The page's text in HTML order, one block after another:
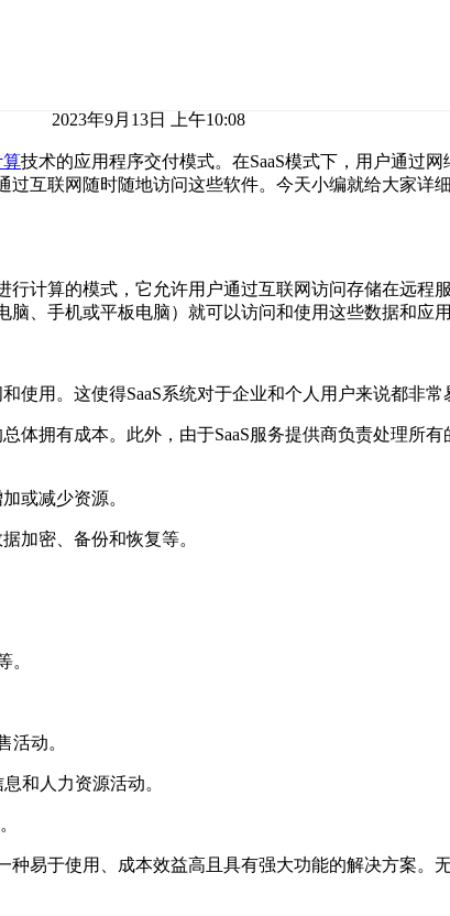
2023年9月13日 上午10:08
算技术的应用程序交付模式。在SaaS模式下，用户通过
互联网随时随地访问这些软件。今天小编就给大家详
计算的模式，它允许用户通过互联网访问存储在远程
、手机或平板电脑）就可以访问和使用这些数据和应用
用。这使得SaaS系统对于企业和个人用户来说都非常
体拥有成本。此外，由于SaaS服务提供商负责处理所
或减少资源。
加密、备份和恢复等。
。
活动。
和人力资源活动。
种易于使用、成本效益高且具有强大功能的解决方案。